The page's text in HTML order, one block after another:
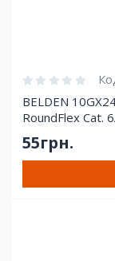
BELDEN
RoundFlex Cat.
55грн.